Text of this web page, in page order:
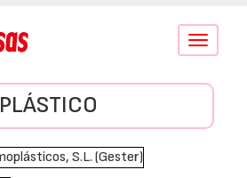
Conmutar
PLÁSTICO